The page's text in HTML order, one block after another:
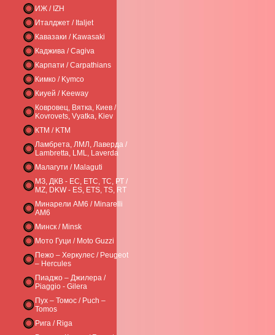
ИЖ / IZH
Италджет / Italjet
Кавазаки / Kawasaki
Каджива / Cagiva
Карпати / Carpathians
Кимко / Kymco
Киуей / Keeway
Ковровец, Вятка, Киев /
Kovrovets, Vyatka, Kiev
КТМ / KTM
Ламбрета, ЛМЛ, Лаверда /
Lambretta, LML, Laverda
Малагути / Malaguti
МЗ, ДКВ - ЕС, ЕТС, ТС, РТ /
MZ, DKW - ES, ETS, TS, RT
Минарели AM6 / Minarelli
AM6
Минск / Minsk
Мото Гуци / Moto Guzzi
Пежо – Херкулес / Peugeot
– Hercules
Пиаджо – Джилера /
Piaggio - Gilera
Пух – Томос / Puch –
Tomos
Рига / Riga